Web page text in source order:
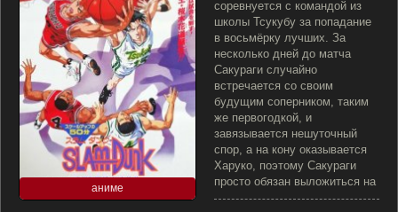
аниме
соревнуется с командой из
школы Тсукубу за попадание
в восьмёрку лучших. За
несколько дней до матча
Сакураги случайно
встречается со своим
будущим соперником, таким
же первогодкой, и
завязывается нешуточный
спор, а на кону оказывается
Харуко, поэтому Сакураги
просто обязан выложиться на